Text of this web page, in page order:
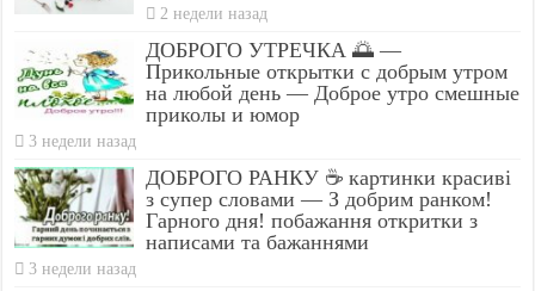
2 недели назад
ДОБРОГО УТРЕЧКА 🌅 —
Прикольные открытки с добрым утром
на любой день — Доброе утро смешные
приколы и юмор
3 недели назад
ДОБРОГО РАНКУ ☕ картинки красиві
з супер словами — З добрим ранком!
Гарного дня! побажання откритки з
написами та бажаннями
3 недели назад